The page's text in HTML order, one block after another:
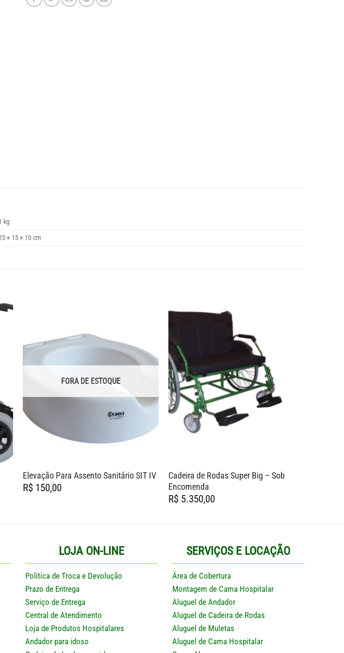
kg
× 15 × 10 cm
FORA DE ESTOQUE
Elevação Para Assento Sanitário SIT IV
R$150,00
Cadeira de Rodas Super Big – Sob
Encomenda
R$5.350,00
LOJA ON-LINE
Política de Troca e Devolução
Prazo de Entrega
Serviço de Entrega
Central de Atendimento
Loja de Produtos Hospitalares
Andador para idoso
SERVIÇOS E LOCAÇÃO
Área de Cobertura
Montagem de Cama Hospitalar
Aluguel de Andador
Aluguel de Cadeira de Rodas
Aluguel de Muletas
Aluguel de Cama Hospitalar